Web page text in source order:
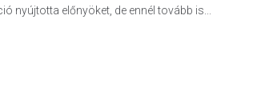
nyújtotta előnyöket, de ennél tovább is...